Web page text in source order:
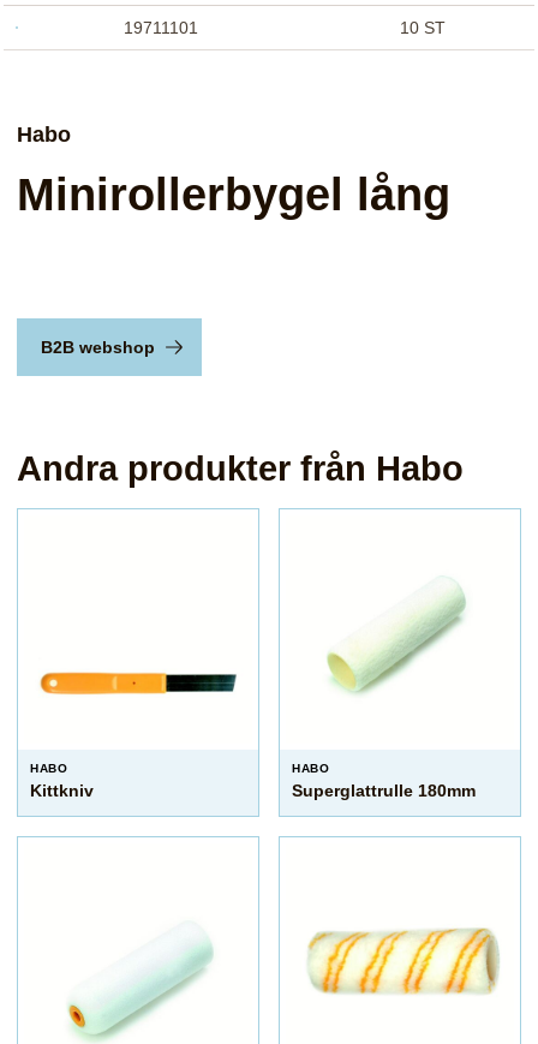
19711101 10 ST
Habo
Minirollerbygel lång
B2B webshop
Andra produkter från Habo
HABO
Kittkniv
HABO
Superglattrulle 180mm